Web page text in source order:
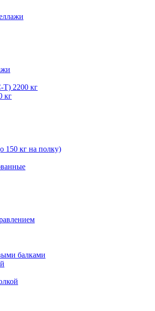
Т) 2200 кг
кг
150 кг на полку)
балками